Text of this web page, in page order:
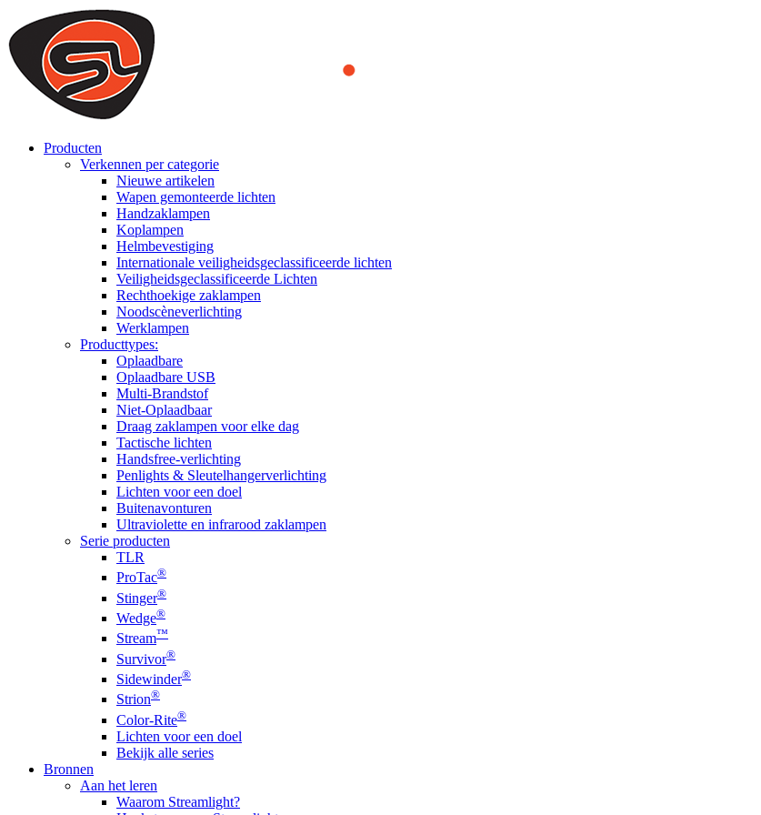
We use cookies to ensure that we provide you the best experience on our website. By continuing to browse this website, you
you a better experience. To learn more or to find out how you can disable cookies, you can access our
ACCEPT AND CLOSE
Producten
Verkennen per categorie
Nieuwe artikelen
Wapen gemonteerde lichten
Handzaklampen
Koplampen
Helmbevestiging
Internationale veiligheidsgeclassificeerde lichten
Veiligheidsgeclassificeerde Lichten
Rechthoekige zaklampen
Noodscèneverlichting
Werklampen
Producttypes:
Oplaadbare
Oplaadbare USB
Multi-Brandstof
Niet-Oplaadbaar
Draag zaklampen voor elke dag
Tactische lichten
Handsfree-verlichting
Penlights & Sleutelhangerverlichting
Lichten voor een doel
Buitenavonturen
Ultraviolette en infrarood zaklampen
Serie producten
TLR
ProTac®
Stinger®
Wedge®
Stream™
Survivor®
Sidewinder®
Strion®
Color-Rite®
Lichten voor een doel
Bekijk alle series
Bronnen
Aan het leren
Waarom Streamlight?